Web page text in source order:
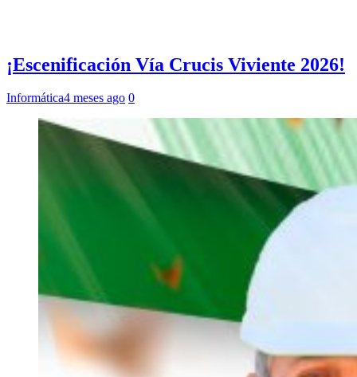
¡Escenificación Vía Crucis Viviente 2026!
Informática4 meses ago 0